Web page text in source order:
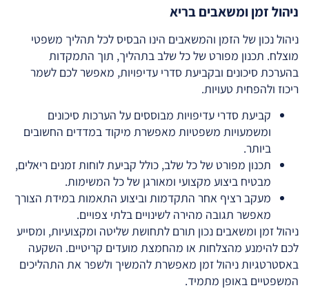
ניהול זמן ומשאבים בריא
ניהול נכון של הזמן והמשאבים הינו הבסיס לכל תהליך משפטי
מוצלח. תכנון מפורט של כל שלב בתהליך, תוך התמקדות
בהערכת סיכונים ובקביעת סדרי עדיפויות, מאפשר לכם לשמר
ריכוז ולהפחית טעויות.
קביעת סדרי עדיפויות מבוססים על הערכות סיכונים
ומשמעויות משפטיות מאפשרת מיקוד במדדים החשובים
ביותר.
תכנון מפורט של כל שלב, כולל קביעת לוחות זמנים ריאלים,
מבטיח ביצוע מקצועי ומאורגן של כל המשימות.
מעקב רציף אחר התקדמות וביצוע התאמות במידת הצורך
מאפשר תגובה מהירה לשינויים בלתי צפויים.
ניהול זמן ומשאבים נכון תורם לתחושת שליטה ומקצועיות, ומסייע
לכם להימנע מהצלחות או מהחמצת מועדים קריטיים. השקעה
באסטרטגיות ניהול זמן מאפשרת להמשיך ולשפר את התהליכים
המשפטיים באופן מתמיד.